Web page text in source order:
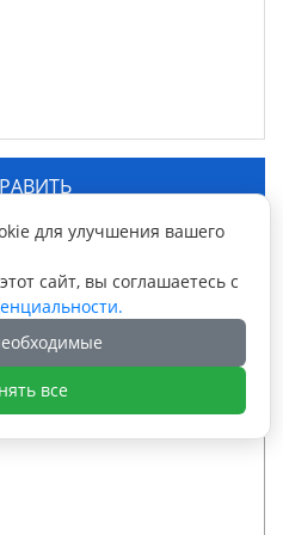
для улучшения вашего
сайт, вы соглашаетесь с
все